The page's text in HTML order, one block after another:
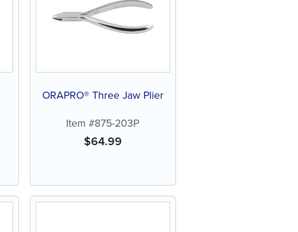
ORAPRO® Three Jaw Plier
Item #875-203P
$64.99